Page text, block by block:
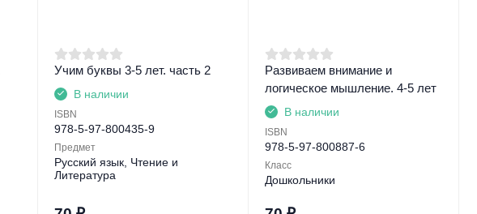
Учим буквы 3-5 лет. часть 2
В наличии
ISBN
978-5-97-800435-9
Предмет
Русский язык, Чтение и
Литература
Развиваем внимание и
логическое мышление. 4-5 лет
В наличии
ISBN
978-5-97-800887-6
Класс
Дошкольники